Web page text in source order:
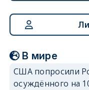
В мире
США попросили
осуждённого на